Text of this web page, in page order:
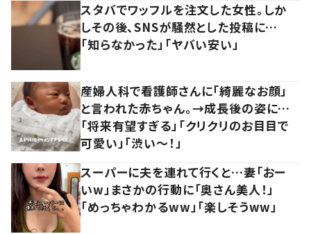
スタバでワッフルを注文した女性。しか
しその後、SNSが騒然とした投稿に…
「知らなかった」「ヤバい安い」
産婦人科で看護師さんに「綺麗なお顔」
と言われた赤ちゃん。→成長後の姿に…
「将来有望すぎる」「クリクリのお目目で
可愛い」「渋い～！」
スーパーに夫を連れて行くと…妻「おー
いw」まさかの行動に「奥さん美人！」
「めっちゃわかるww」「楽しそうww」